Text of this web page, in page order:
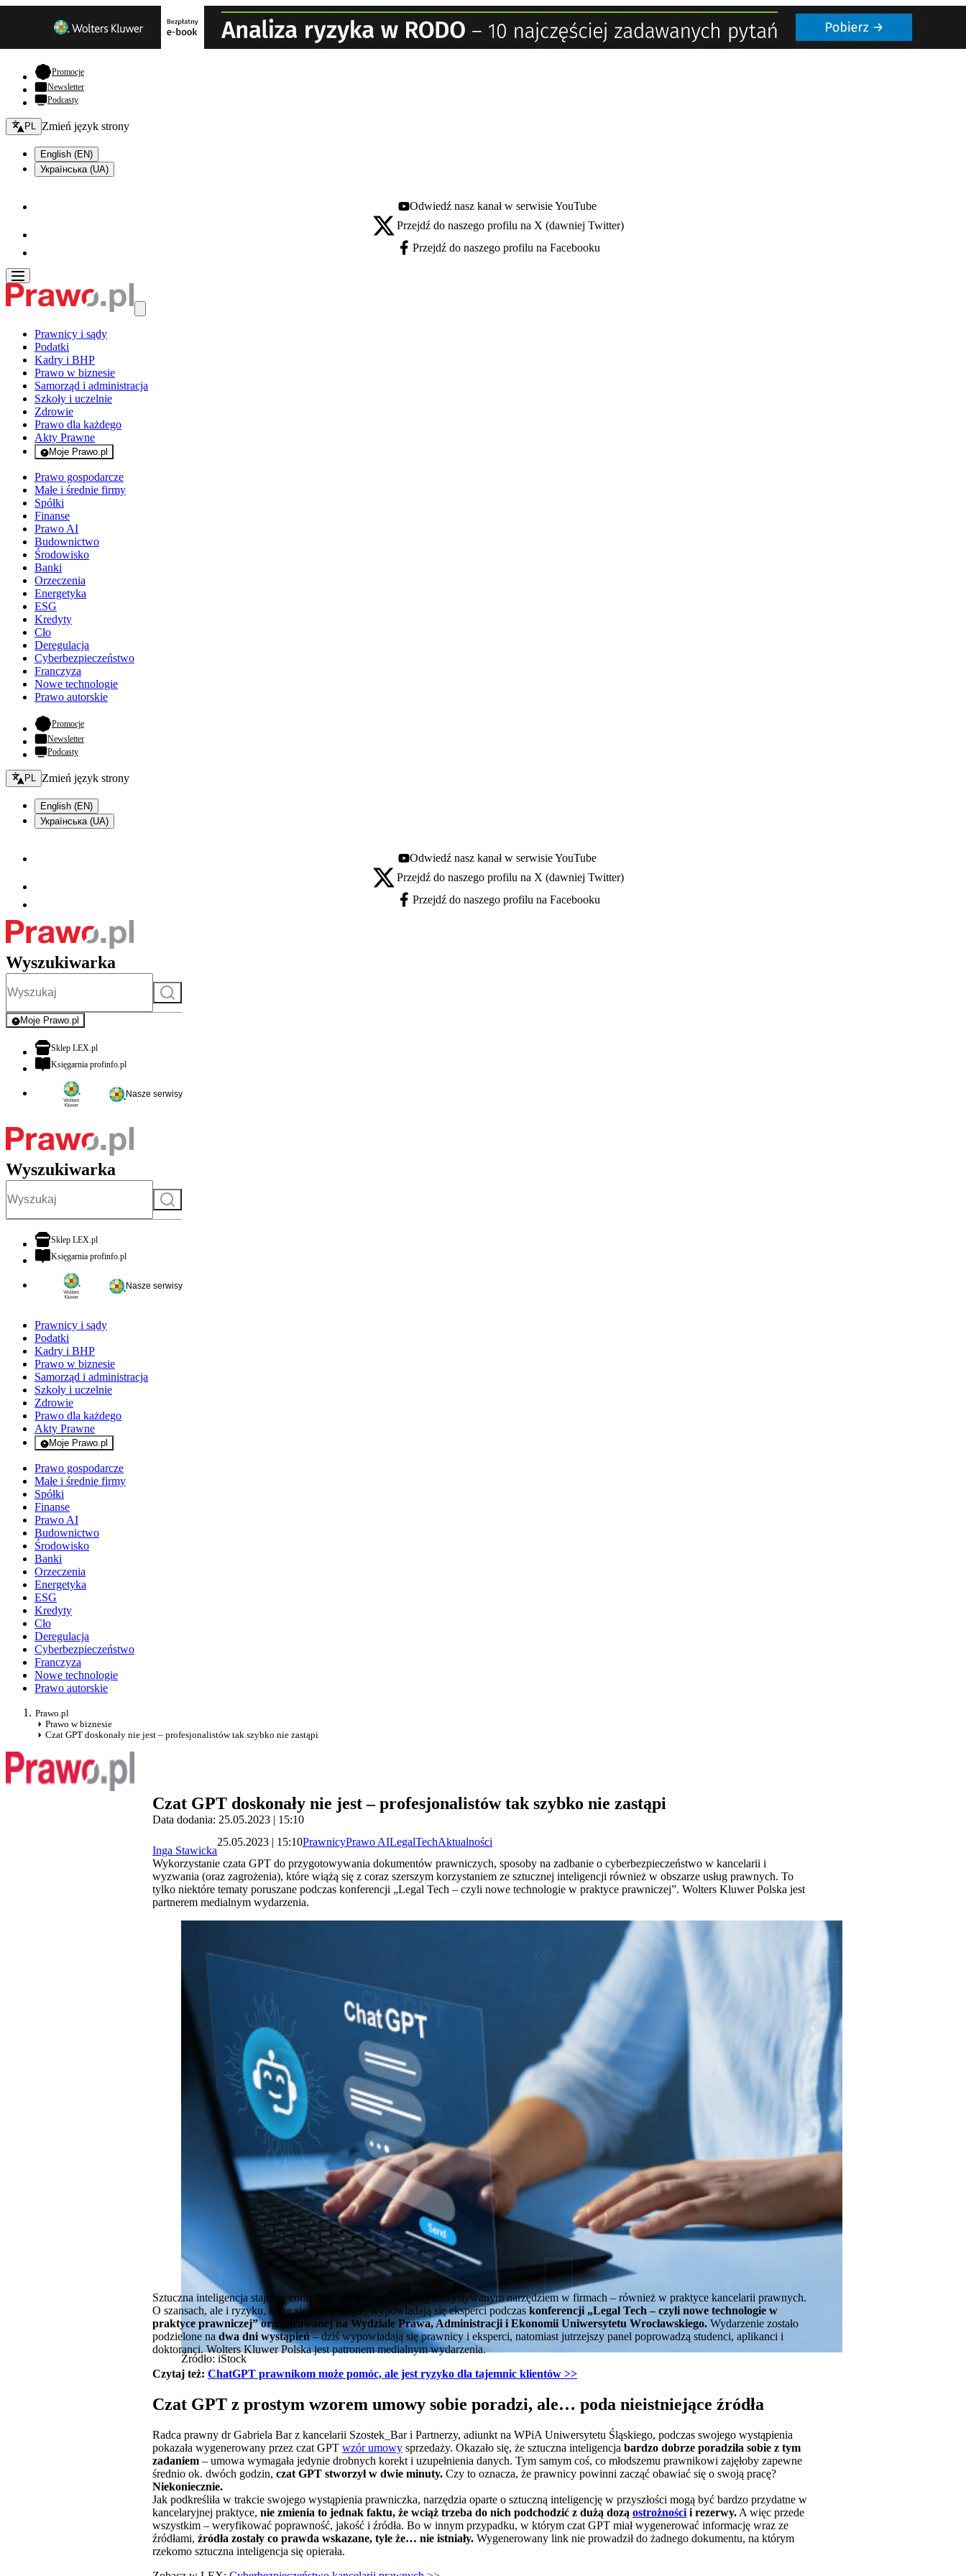
Promocje- otwiera się w nowej karcie
Newsletter
Podcasty
Zmień język - bieżący:
PL Zmień język strony
English (EN)
Українська (UA)
Youtube - otwiera się w nowej karcie
Odwiedź nasz kanał w serwisie YouTube
X - otwiera się w nowej karcie
Przejdź do naszego profilu na X (dawniej Twitter)
Facebook - otwiera się w nowej karcie
Przejdź do naszego profilu na Facebooku
Prawnicy i sądy
Podatki
Kadry i BHP
Prawo w biznesie
Samorząd i administracja
Szkoły i uczelnie
Zdrowie
Prawo dla każdego
Akty Prawne
Moje Prawo.pl
- rejestracja i logowanie do serwisu
Prawo gospodarcze
Małe i średnie firmy
Spółki
Finanse
Prawo AI
Budownictwo
Środowisko
Banki
Orzeczenia
Energetyka
ESG
Kredyty
Cło
Deregulacja
Cyberbezpieczeństwo
Franczyza
Nowe technologie
Prawo autorskie
Promocje- otwiera się w nowej karcie
Newsletter
Podcasty
Zmień język - bieżący:
PL Zmień język strony
English (EN)
Українська (UA)
Youtube - otwiera się w nowej karcie
Odwiedź nasz kanał w serwisie YouTube
X - otwiera się w nowej karcie
Przejdź do naszego profilu na X (dawniej Twitter)
Facebook - otwiera się w nowej karcie
Przejdź do naszego profilu na Facebooku
Wyszukiwarka
Szukaj
Moje Prawo.pl
- rejestracja i logowanie do serwisu
Sklep LEX.plotwiera się w nowej karcie
Księgarnia profinfo.plotwiera się w nowej karcie
Nasze serwisy
Wyszukiwarka
Szukaj
Sklep LEX.plotwiera się w nowej karcie
Księgarnia profinfo.plotwiera się w nowej karcie
Nasze serwisy
Prawnicy i sądy
Podatki
Kadry i BHP
Prawo w biznesie
Samorząd i administracja
Szkoły i uczelnie
Zdrowie
Prawo dla każdego
Akty Prawne
Moje Prawo.pl
- rejestracja i logowanie do serwisu
Prawo gospodarcze
Małe i średnie firmy
Spółki
Finanse
Prawo AI
Budownictwo
Środowisko
Banki
Orzeczenia
Energetyka
ESG
Kredyty
Cło
Deregulacja
Cyberbezpieczeństwo
Franczyza
Nowe technologie
Prawo autorskie
Prawo.pl
Prawo w biznesie
Czat GPT doskonały nie jest – profesjonalistów tak szybko nie zastąpi
Czat GPT doskonały nie jest – profesjonalistów tak szybko nie zastąpi
Data dodania: 25.05.2023 | 15:10
Inga Stawicka
25.05.2023 | 15:10PrawnicyPrawo AILegalTechAktualności
Wykorzystanie czata GPT do przygotowywania dokumentów prawniczych, sposoby na zadbanie o cyberbezpieczeństwo w kancelarii i
wyzwania (oraz zagrożenia), które wiążą się z coraz szerszym korzystaniem ze sztucznej inteligencji również w obszarze usług prawnych. To
tylko niektóre tematy poruszane podczas konferencji „Legal Tech – czyli nowe technologie w praktyce prawniczej”. Wolters Kluwer Polska jest
partnerem medialnym wydarzenia.
Źródło: iStock
Sztuczna inteligencja staje się coraz bardziej powszechnie wykorzystywanym narzędziem w firmach – również w praktyce kancelarii prawnych.
O szansach, ale i ryzyku, które się z tym wiąże, wypowiadają się eksperci podczas konferencji „Legal Tech – czyli nowe technologie w
praktyce prawniczej” organizowanej na Wydziale Prawa, Administracji i Ekonomii Uniwersytetu Wrocławskiego. Wydarzenie zostało
podzielone na dwa dni wystąpień– dziś wypowiadają się prawnicy i eksperci, natomiast jutrzejszy panel poprowadzą studenci, aplikanci i
doktoranci. Wolters Kluwer Polska jest patronem medialnym wydarzenia.
Czytaj też: ChatGPT prawnikom może pomóc, ale jest ryzyko dla tajemnic klientów​ >>
Czat GPT z prostym wzorem umowy sobie poradzi, ale… poda nieistniejące źródła
Radca prawny dr Gabriela Bar z kancelarii Szostek_Bar i Partnerzy, adiunkt na WPiA Uniwersytetu Śląskiego, podczas swojego wystąpienia
pokazała wygenerowany przez czat GPT wzór umowy sprzedaży. Okazało się, że sztuczna inteligencja bardzo dobrze poradziła sobie z tym
zadaniem – umowa wymagała jedynie drobnych korekt i uzupełnienia danych. Tym samym coś, co młodszemu prawnikowi zajęłoby zapewne
średnio ok. dwóch godzin, czat GPT stworzył w dwie minuty. Czy to oznacza, że prawnicy powinni zacząć obawiać się o swoją pracę?
Niekoniecznie.
Jak podkreśliła w trakcie swojego wystąpienia prawniczka, narzędzia oparte o sztuczną inteligencję w przyszłości mogą być bardzo przydatne w
kancelaryjnej praktyce, nie zmienia to jednak faktu, że wciąż trzeba do nich podchodzić z dużą dozą ostrożności i rezerwy. A więc przede
wszystkim – weryfikować poprawność, jakość i źródła. Bo w innym przypadku, w którym czat GPT miał wygenerować informację wraz ze
źródłami, źródła zostały co prawda wskazane, tyle że… nie istniały. Wygenerowany link nie prowadził do żadnego dokumentu, na którym
rzekomo sztuczna inteligencja się opierała.